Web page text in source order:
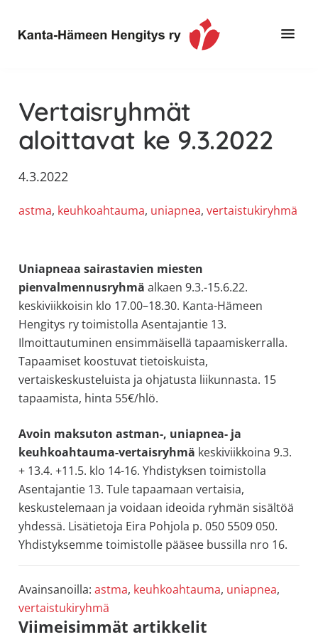
pääsisältöön
ensisijaiseen
alatunnisteeseen
Hämeen
Hengitys
ry
tietoa,
erityisesti
jos
koskettaa
astma,
keuhkoahtaumatauti,uniapnea,
huono
sisäilma
tai
allergiat.
K-
H
Hengitys
ry
Vertaisryhmät
aloittavat ke 9.3.2022
4.3.2022
astma, keuhkoahtauma, uniapnea, vertaistukiryhmä
Uniapneaa sairastavien miesten
pienvalmennusryhmä alkaen 9.3.-15.6.22.
keskiviikkoisin klo 17.00–18.30. Kanta-Hämeen
Hengitys ry toimistolla Asentajantie 13.
Ilmoittautuminen ensimmäisellä tapaamiskerralla.
Tapaamiset koostuvat tietoiskuista,
vertaiskeskusteluista ja ohjatusta liikunnasta. 15
tapaamista, hinta 55€/hlö.
Avoin maksuton astman-, uniapnea- ja
keuhkoahtauma-vertaisryhmä keskiviikkoina 9.3.
+ 13.4. +11.5. klo 14-16. Yhdistyksen toimistolla
Asentajantie 13. Tule tapaamaan vertaisia,
keskustelemaan ja voidaan ideoida ryhmän sisältöä
yhdessä. Lisätietoja Eira Pohjola p. 050 5509 050.
Yhdistyksemme toimistolle pääsee bussilla nro 16.
Avainsanoilla: astma, keuhkoahtauma, uniapnea,
vertaistukiryhmä
Ensisijainen
Viimeisimmät artikkelit